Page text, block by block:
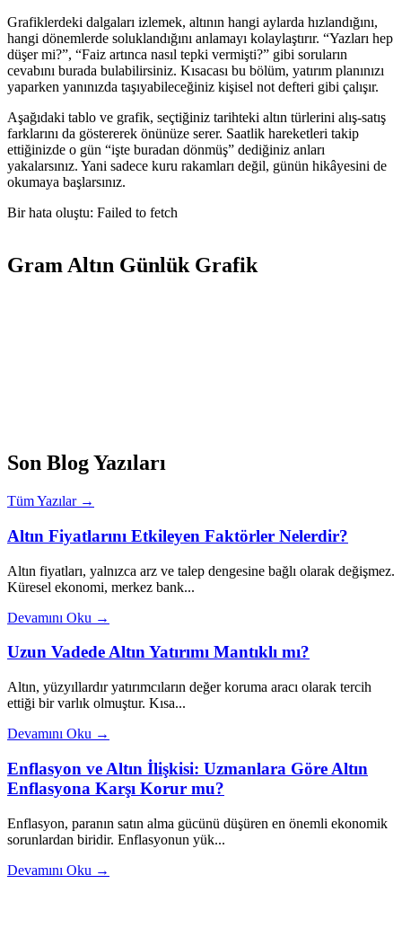
Grafiklerdeki dalgaları izlemek, altının hangi aylarda hızlandığını,
hangi dönemlerde soluklandığını anlamayı kolaylaştırır. “Yazları hep
düşer mi?”, “Faiz artınca nasıl tepki vermişti?” gibi soruların
cevabını burada bulabilirsiniz. Kısacası bu bölüm, yatırım planınızı
yaparken yanınızda taşıyabileceğiniz kişisel not defteri gibi çalışır.
Aşağıdaki tablo ve grafik, seçtiğiniz tarihteki altın türlerini alış-satış
farklarını da göstererek önünüze serer. Saatlik hareketleri takip
ettiğinizde o gün “işte buradan dönmüş” dediğiniz anları
yakalarsınız. Yani sadece kuru rakamları değil, günün hikâyesini de
okumaya başlarsınız.
Bir hata oluştu: Failed to fetch
Gram Altın Günlük Grafik
Son Blog Yazıları
Tüm Yazılar →
Altın Fiyatlarını Etkileyen Faktörler Nelerdir?
Altın fiyatları, yalnızca arz ve talep dengesine bağlı olarak değişmez.
Küresel ekonomi, merkez bank...
Devamını Oku →
Uzun Vadede Altın Yatırımı Mantıklı mı?
Altın, yüzyıllardır yatırımcıların değer koruma aracı olarak tercih
ettiği bir varlık olmuştur. Kısa...
Devamını Oku →
Enflasyon ve Altın İlişkisi: Uzmanlara Göre Altın
Enflasyona Karşı Korur mu?
Enflasyon, paranın satın alma gücünü düşüren en önemli ekonomik
sorunlardan biridir. Enflasyonun yük...
Devamını Oku →